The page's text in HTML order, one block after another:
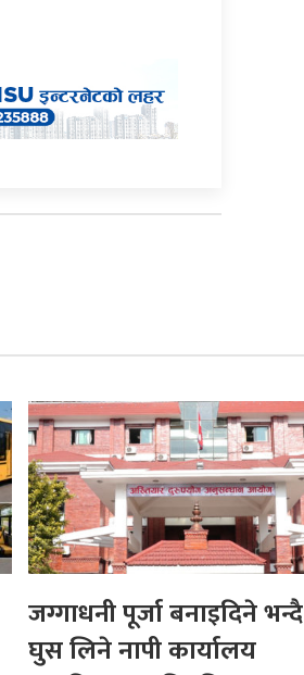
जग्गाधनी पूर्जा बनाइदिने भन्दै
घुस लिने नापी कार्यालय